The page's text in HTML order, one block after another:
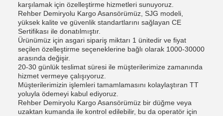
karşılamak için özelleştirme hizmetleri sunuyoruz.
Rehber Demiryolu Kargo Asansörümüz, SJG modeli,
yüksek kalite ve güvenlik standartlarını sağlayan CE
Sertifikası ile donatılmıştır.
Ürünümüz için asgari sipariş miktarı 1 ünitedir ve fiyat
seçilen özelleştirme seçeneklerine bağlı olarak 1000-30000
arasında değişir.
20-30 günlük teslimat süresi ile müşterilerimize zamanında
hizmet vermeye çalışıyoruz.
Müşterilerimizin işlemleri tamamlamasını kolaylaştıran TT
yoluyla ödemeyi kabul ediyoruz.
Rehber Demiryolu Kargo Asansörümüz bir düğme veya
uzaktan kumanda ile kontrol edilebilir, bu da operatör için